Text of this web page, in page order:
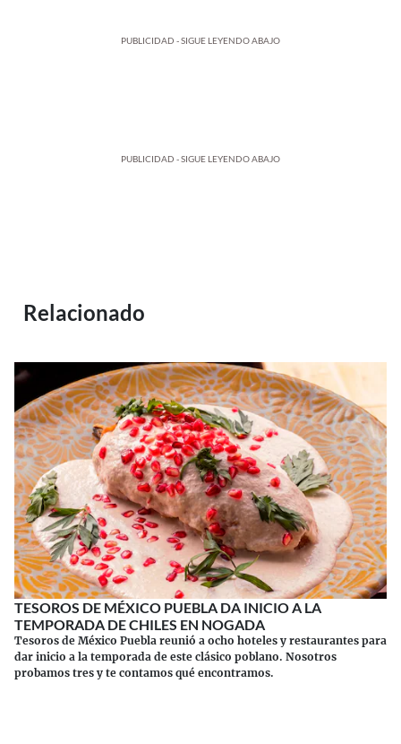
PUBLICIDAD - SIGUE LEYENDO ABAJO
PUBLICIDAD - SIGUE LEYENDO ABAJO
Relacionado
TESOROS DE MÉXICO PUEBLA DA INICIO A LA
TEMPORADA DE CHILES EN NOGADA
Tesoros de México Puebla reunió a ocho hoteles y restaurantes para
dar inicio a la temporada de este clásico poblano. Nosotros
probamos tres y te contamos qué encontramos.